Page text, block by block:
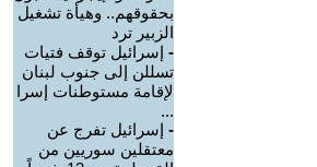
بحقوقهم.. وهيأة تشغيل
الزبير ترد
- إسرائيل توقف فتيات
تسللن إلى جنوب لبنان
لإقامة مستوطنات إسرا
...
- إسرائيل تفرج عن
معتقلين سوريين من